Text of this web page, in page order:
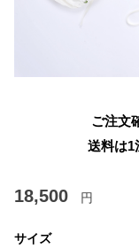
ご注文
送料は1
18,500 円
サイズ